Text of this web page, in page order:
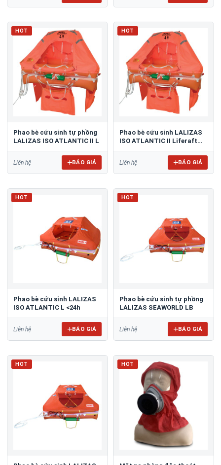
HOT
Phao bè cứu sinh tự phồng
LALIZAS ISO ATLANTIC II L
Liên hệ BÁO GIÁ
HOT
Phao bè cứu sinh LALIZAS
ISO ATLANTIC II Liferaft
Liên hệ BÁO GIÁ
HOT
Phao bè cứu sinh LALIZAS
ISO ATLANTIC L <24h
Liên hệ BÁO GIÁ
HOT
Phao bè cứu sinh tự phồng
LALIZAS SEAWORLD LB
Liên hệ BÁO GIÁ
HOT HOT